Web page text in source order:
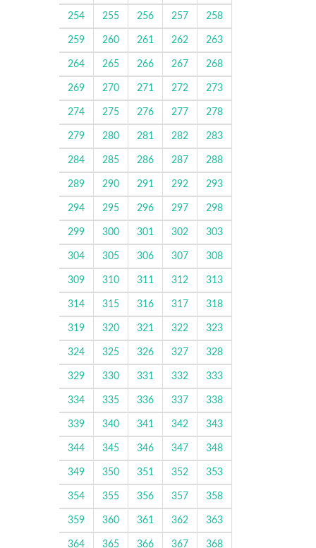
254 255 256 257 258
259 260 261 262 263
264 265 266 267 268
269 270 271 272 273
274 275 276 277 278
279 280 281 282 283
284 285 286 287 288
289 290 291 292 293
294 295 296 297 298
299 300 301 302 303
304 305 306 307 308
309 310 311 312 313
314 315 316 317 318
319 320 321 322 323
324 325 326 327 328
329 330 331 332 333
334 335 336 337 338
339 340 341 342 343
344 345 346 347 348
349 350 351 352 353
354 355 356 357 358
359 360 361 362 363
364 365 366 367 368